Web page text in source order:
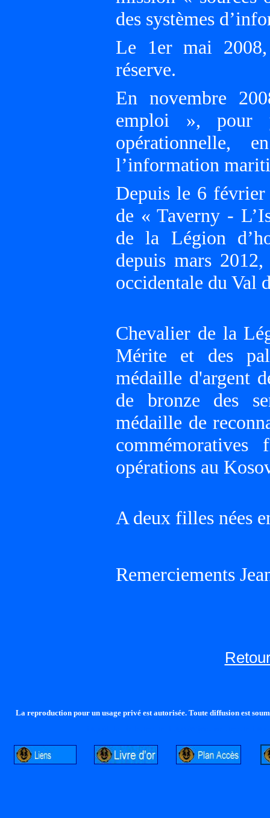
des systèmes
Le 1er mai
réserve.
En novembre
emploi », pour
opérationnelle,
l’information
Depuis le 6 février
de « Taverny -
de la Légion
depuis mars
occidentale du Val
Chevalier de la
Mérite et des
médaille d'argent
de bronze des
médaille de
opérations au
A deux filles nées
Remerciements
La reproduction pour un usage privé est autorisée. Toute diffusion est